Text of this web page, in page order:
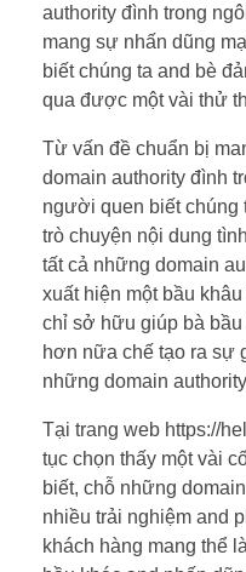
authority đình trong
mang sự nhấn dũng
biết chúng ta and bè
qua được một vài thử
Từ vấn đề chuẩn bị
domain authority đình
người quen biết chúng
trò chuyện nội dung
tất cả những domain
xuất hiện một bầu
chỉ sở hữu giúp bà
hơn nữa chế tạo ra sự
những domain
Tại trang web https://
tục chọn thấy một vài
biết, chỗ những
nhiều trải nghiệm and
khách hàng mang thể